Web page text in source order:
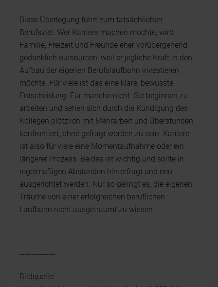
Diese Überlegung führt zum tatsächlichen
Berufsziel. Wer Karriere machen möchte, wird
Familie, Freizeit und Freunde eher vorübergehend
gedanklich outsourcen, weil er jegliche Kraft in den
Aufbau der eigenen Berufslaufbahn investieren
möchte. Für viele ist das eine klare, bewusste
Entscheidung. Für manche nicht. Sie beginnen zu
arbeiten und sehen sich durch die Kündigung des
Kollegen plötzlich mit Mehrarbeit und Überstunden
konfrontiert, ohne gefragt worden zu sein. Karriere
ist also für viele eine Momentaufnahme oder ein
längerer Prozess. Beides ist wichtig und sollte in
regelmäßigen Abständen hinterfragt und neu
ausgerichtet werden. Nur so gelingt es, die eigenen
Träume von einer erfolgreichen beruflichen
Laufbahn nicht ausgeträumt zu wissen.
---------------
Bildquelle: